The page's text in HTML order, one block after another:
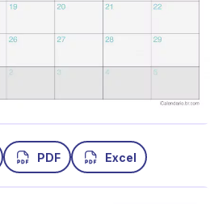
PDF Excel